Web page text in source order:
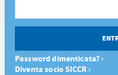
Password dimenticata? ›
Diventa socio SICCR ›